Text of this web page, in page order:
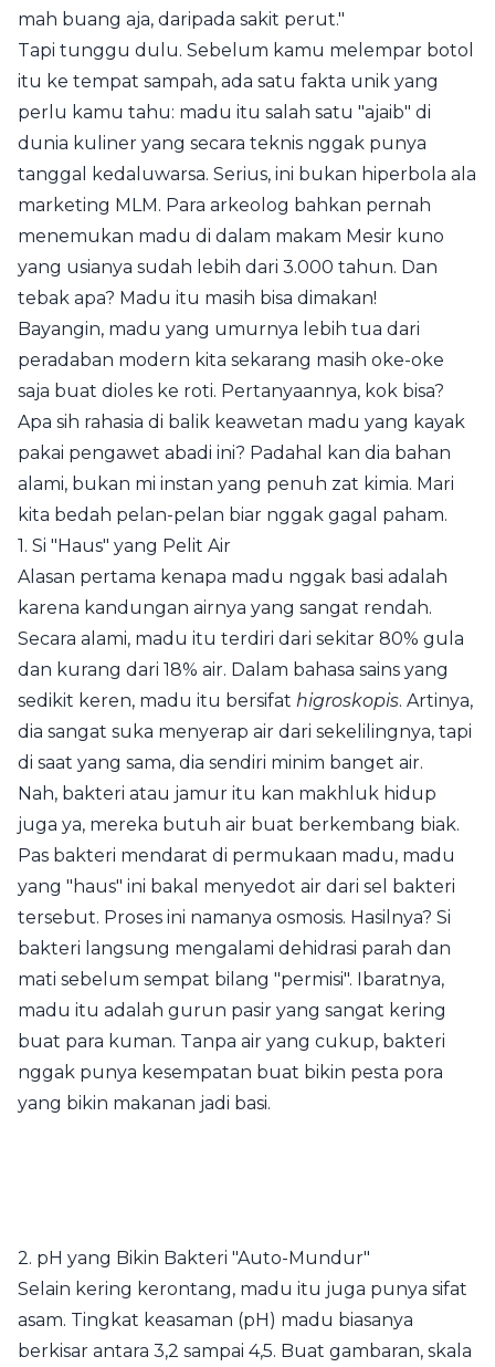
mah buang aja, daripada sakit perut."
Tapi tunggu dulu. Sebelum kamu melempar botol
itu ke tempat sampah, ada satu fakta unik yang
perlu kamu tahu: madu itu salah satu "ajaib" di
dunia kuliner yang secara teknis nggak punya
tanggal kedaluwarsa. Serius, ini bukan hiperbola ala
marketing MLM. Para arkeolog bahkan pernah
menemukan madu di dalam makam Mesir kuno
yang usianya sudah lebih dari 3.000 tahun. Dan
tebak apa? Madu itu masih bisa dimakan!
Bayangin, madu yang umurnya lebih tua dari
peradaban modern kita sekarang masih oke-oke
saja buat dioles ke roti. Pertanyaannya, kok bisa?
Apa sih rahasia di balik keawetan madu yang kayak
pakai pengawet abadi ini? Padahal kan dia bahan
alami, bukan mi instan yang penuh zat kimia. Mari
kita bedah pelan-pelan biar nggak gagal paham.
1. Si "Haus" yang Pelit Air
Alasan pertama kenapa madu nggak basi adalah
karena kandungan airnya yang sangat rendah.
Secara alami, madu itu terdiri dari sekitar 80% gula
dan kurang dari 18% air. Dalam bahasa sains yang
sedikit keren, madu itu bersifat higroskopis. Artinya,
dia sangat suka menyerap air dari sekelilingnya, tapi
di saat yang sama, dia sendiri minim banget air.
Nah, bakteri atau jamur itu kan makhluk hidup
juga ya, mereka butuh air buat berkembang biak.
Pas bakteri mendarat di permukaan madu, madu
yang "haus" ini bakal menyedot air dari sel bakteri
tersebut. Proses ini namanya osmosis. Hasilnya? Si
bakteri langsung mengalami dehidrasi parah dan
mati sebelum sempat bilang "permisi". Ibaratnya,
madu itu adalah gurun pasir yang sangat kering
buat para kuman. Tanpa air yang cukup, bakteri
nggak punya kesempatan buat bikin pesta pora
yang bikin makanan jadi basi.
2. pH yang Bikin Bakteri "Auto-Mundur"
Selain kering kerontang, madu itu juga punya sifat
asam. Tingkat keasaman (pH) madu biasanya
berkisar antara 3,2 sampai 4,5. Buat gambaran, skala